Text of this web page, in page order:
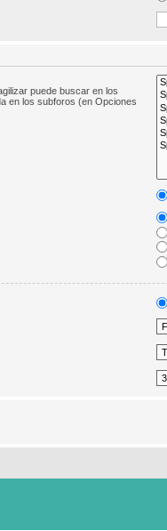
puede buscar en los
en los subforos (en Opciones